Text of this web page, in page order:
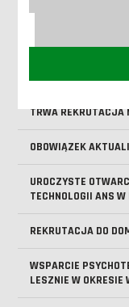
SPOTKANIE ONLINE
SIĘ, JAK PRZEJŚĆ
ABSOLUTORIA 2026
LESZNO ODEBRAŁ
TRWA REKRUTACJA
OBOWIĄZEK
UROCZYSTE
TECHNOLOGII ANS
REKRUTACJA DO
WSPARCIE
LESZNIE W OKRESIE